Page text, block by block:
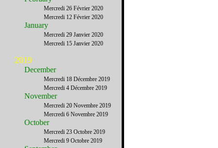
Mercredi 26 Février 2020
Mercredi 12 Février 2020
January
Mercredi 29 Janvier 2020
Mercredi 15 Janvier 2020
2019
December
Mercredi 18 Décembre 2019
Mercredi 4 Décembre 2019
November
Mercredi 20 Novembre 2019
Mercredi 6 Novembre 2019
October
Mercredi 23 Octobre 2019
Mercredi 9 Octobre 2019